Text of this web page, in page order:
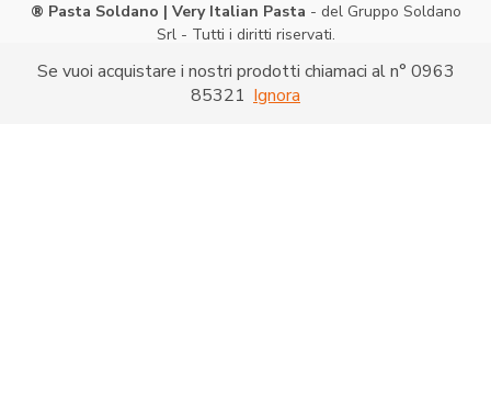
Se vuoi acquistare i nostri prodotti chiamaci al n° 0963
85321 Ignora
® Pasta Soldano | Very Italian Pasta - del Gruppo Soldano
Srl - Tutti i diritti riservati.
Via Caduti di Nassiriya -Shopping on line - P. IVA:
03286520790